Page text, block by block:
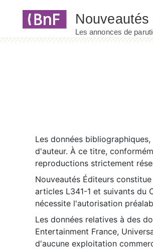
Les données
d'auteur. À ce titre,
reproductions strictement
Nouveautés Éditeurs
articles L341-1 et suivants du
nécessite l'autorisation
Les données relatives à des
Entertainment France,
d'aucune exploitation